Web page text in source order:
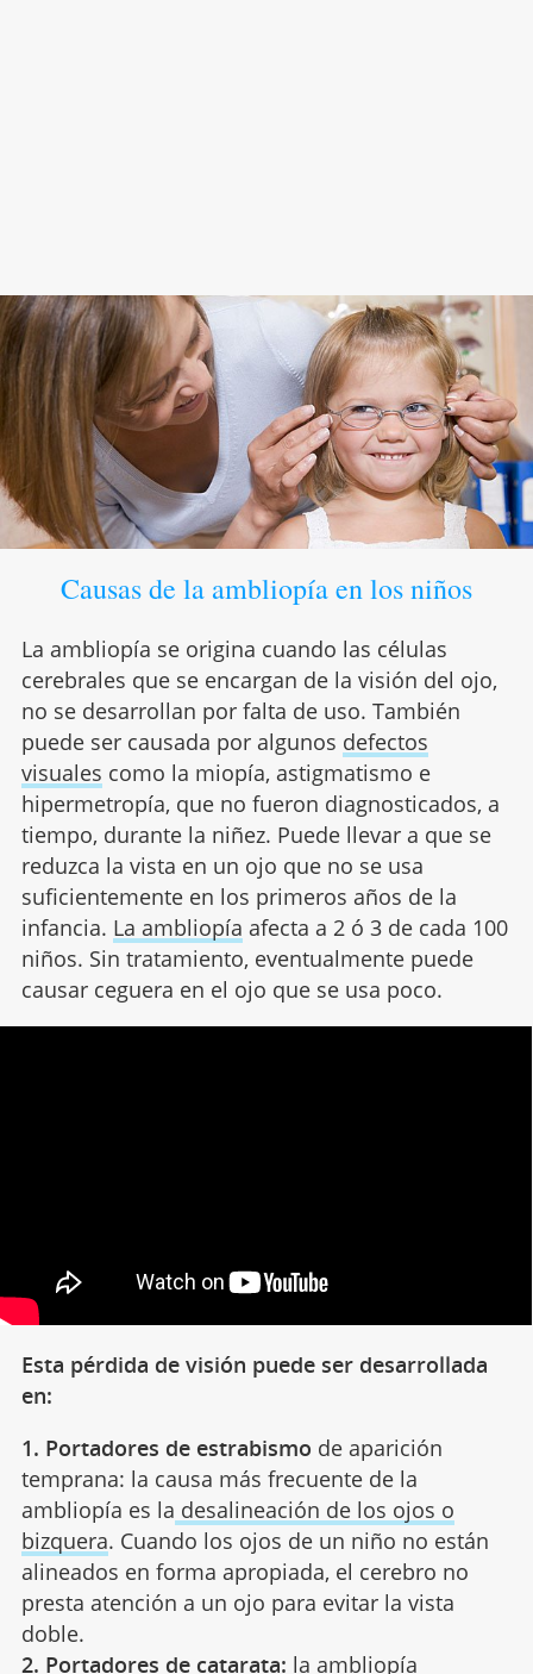
Causas de la ambliopía en los niños
La ambliopía se origina cuando las células
cerebrales que se encargan de la visión del ojo,
no se desarrollan por falta de uso. También
puede ser causada por algunos defectos
visuales como la miopía, astigmatismo e
hipermetropía, que no fueron diagnosticados, a
tiempo, durante la niñez. Puede llevar a que se
reduzca la vista en un ojo que no se usa
suficientemente en los primeros años de la
infancia. La ambliopía afecta a 2 ó 3 de cada 100
niños. Sin tratamiento, eventualmente puede
causar ceguera en el ojo que se usa poco.
Esta pérdida de visión puede ser desarrollada
en:
1. Portadores de estrabismo de aparición
temprana: la causa más frecuente de la
ambliopía es la desalineación de los ojos o
bizquera. Cuando los ojos de un niño no están
alineados en forma apropiada, el cerebro no
presta atención a un ojo para evitar la vista
doble.
2. Portadores de catarata: la ambliopía